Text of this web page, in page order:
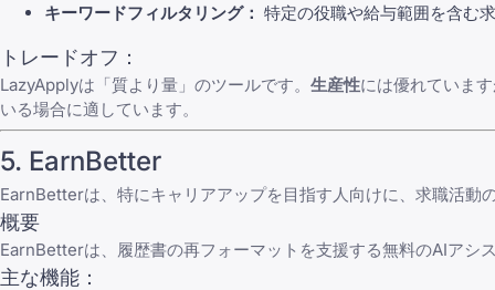
キーワードフィルタリング： 特定の役職や給与範囲を含む
トレードオフ：
LazyApplyは「質より量」のツールです。 生産性には優れていま
いる場合に適しています。
5. EarnBetter
EarnBetterは、特にキャリアアップを目指す人向けに、求職活
概要
EarnBetterは、履歴書の再フォーマットを支援する無料のAIアシ
主な機能：